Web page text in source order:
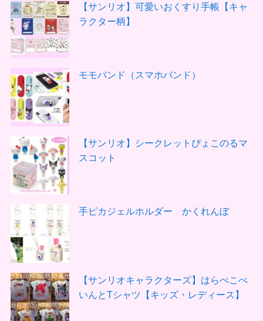
【サンリオ】可愛いおくすり手帳【キャ
ラクター柄】
モモバンド（スマホバンド）
【サンリオ】シークレットぴょこのるマ
スコット
手ピカジェルホルダー かくれんぼ
【サンリオキャラクターズ】はらぺこぺ
いんとTシャツ【キッズ・レディース】